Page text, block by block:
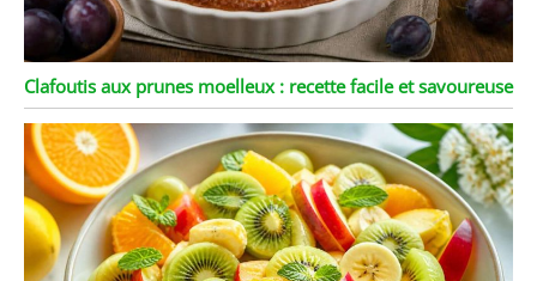
Clafoutis aux prunes moelleux : recette facile et savoureuse